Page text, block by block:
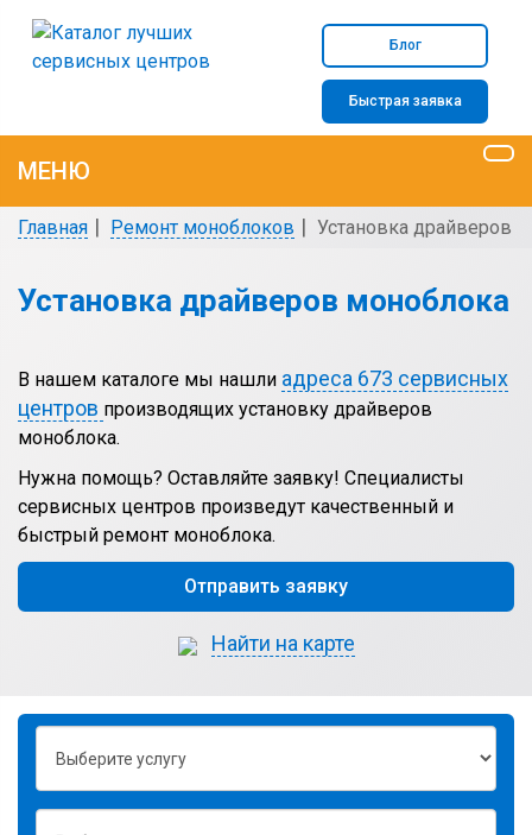
Блог
Быстрая заявка
МЕНЮ
Главная Ремонт моноблоков Установка драйверов
Установка драйверов моноблока
В нашем каталоге мы нашли адреса 673 сервисных
центров производящих установку драйверов
моноблока.
Нужна помощь? Оставляйте заявку! Специалисты
сервисных центров произведут качественный и
быстрый ремонт моноблока.
Отправить заявку
Найти на карте